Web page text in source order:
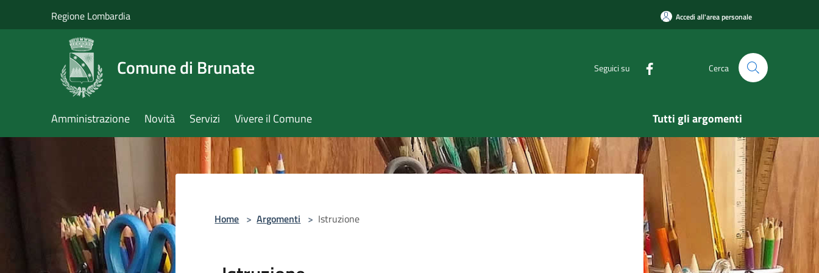
Regione Lombardia Accedi all'area personale
Comune di Brunate Seguici su Cerca
Amministrazione Novità Servizi Vivere il Comune Tutti gli argomenti
Home > Argomenti > Istruzione